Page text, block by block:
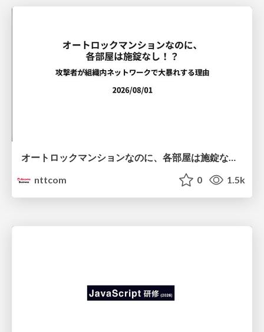
オートロックマンションなのに、各部屋は施錠なし！？ 攻撃者が組織内ネットワークで大暴れする理由 / The Front Door Is Locked, but the Rooms Are Wide Open: Why Attackers Move Freely Inside Enterprise Networks
nttcom
0 1.5k